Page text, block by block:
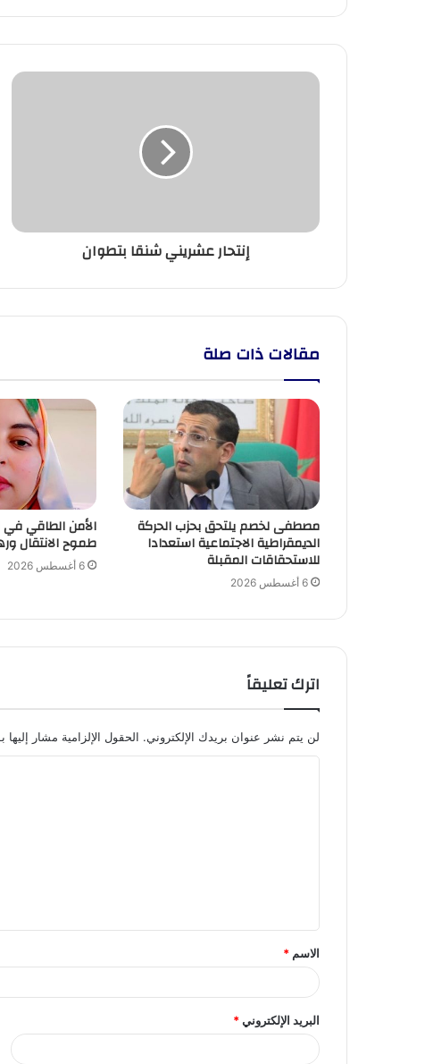
إنتحار
إنتحار عشريني شنقا بتطوان
مقالات ذات صلة
مصطفى لخصم يلتحق بحزب الحركة
الديمقراطية الاجتماعية استعدادا
للاستحقاقات المقبلة
6 أغسطس 2026
الأمن الطاقي
طموح الانتقال
6 أغسطس 2026
اترك تعليقاً
لن يتم نشر عنوان بريدك الإلكتروني. الحقول الإلزامية مشار إليها
ق
*
الاسم *
البريد الإلكتروني*